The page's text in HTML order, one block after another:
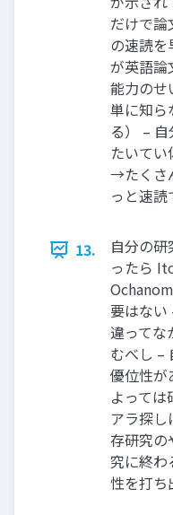
だけで論
の速読
が英語論
能力のせ
単に知ら
る） –
たいて
→たくさ
っと速
13.
自分の
ったら
要はない
違ってな
むべし –
優位性が
よっては
アラ探し
存研究の
究に終わ
性を打ち